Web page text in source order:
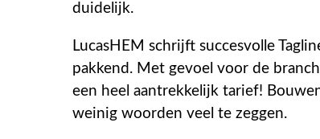
duidelijk.
LucasHEM schrijft succesvolle
pakkend. Met gevoel voor de
een heel aantrekkelijk tarief!
weinig woorden veel te zeggen.